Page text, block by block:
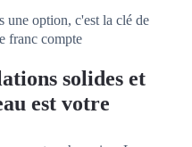
une option, c'est la clé de
franc compte
solides et
est votre